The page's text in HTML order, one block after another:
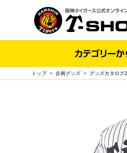
トップ> 企画グッズ > グッズカタログ